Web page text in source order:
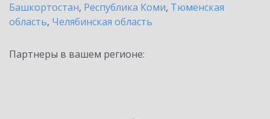
Башкортостан, Республика Коми, Тюменская
область, Челябинская область
Партнеры в вашем регионе: